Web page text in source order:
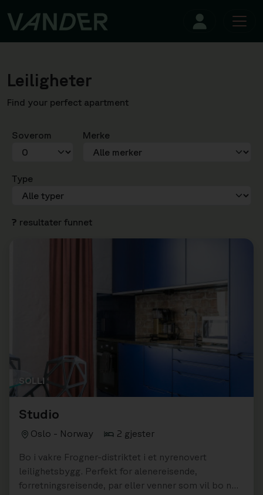
Leiligheter
Find your perfect apartment
? resultater funnet
Soverom Merke
Type
SOLLI
Studio
Oslo - Norway 2 gjester
Bo i vakre Frogner-distriktet i et nyrenovert
leilighetsbygg. Perfekt for alenereisende,
forretningsreisende, par eller venner som vil bo nær